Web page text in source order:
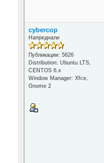
cybercop
Напреднали
Публикации: 5626
Distribution: Ubuntu LTS,
CENTOS 6.x
Window Manager: Xfce,
Gnome 2